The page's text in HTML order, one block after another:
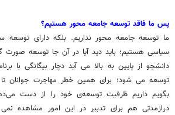
پس ما فاقد توسعه جامعه محور هستیم؟
ما توسعه جامعه محور نداریم. بلکه دارای
سیاسی هستیم؛ باید دید آیا در آن جا توسعه صورت
دانشجو از پایین به بالا می آید دچار بیگانگی با
توسعه می شود؛ برای همین خطر مهاجرت جوانان
بگویم داریم ظرفیت توسعه‌ی خود را از دست
درازمدتی هم برای تدبیر در این امور مشاهده